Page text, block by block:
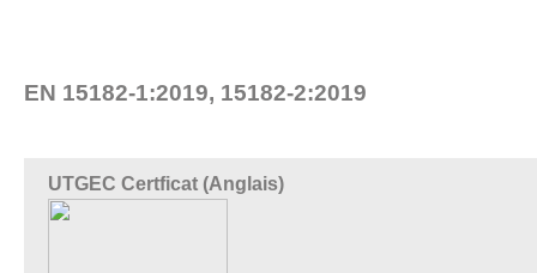
EN 15182-1:2019, 15182-2:2019
UTGEC Certficat (Anglais)